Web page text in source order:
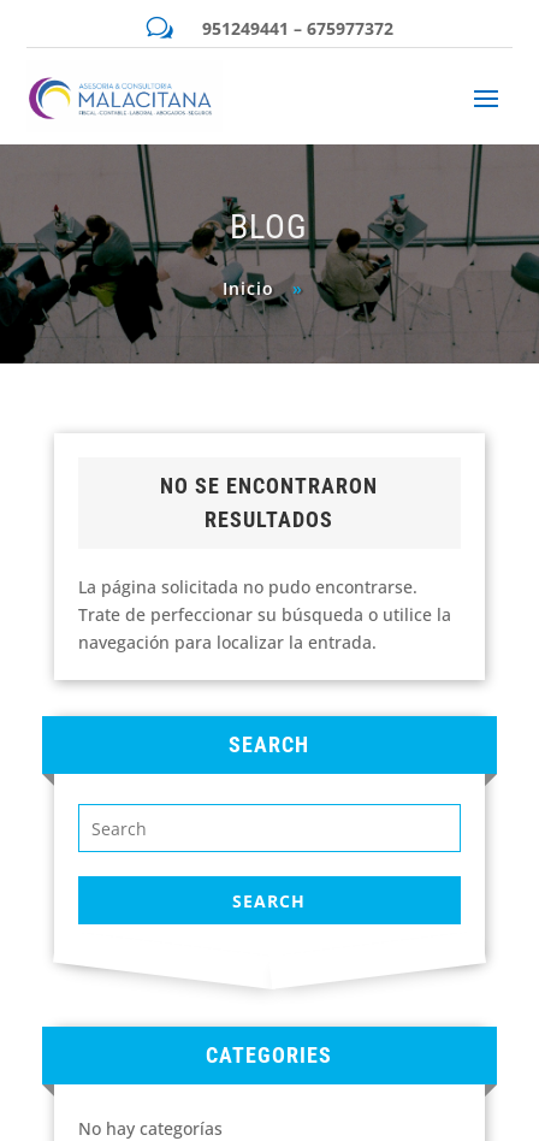
w 951249441 – 675977372
BLOG
Inicio»
NO SE ENCONTRARON
RESULTADOS
La página solicitada no pudo encontrarse.
Trate de perfeccionar su búsqueda o utilice la
navegación para localizar la entrada.
SEARCH
CATEGORIES
No hay categorías